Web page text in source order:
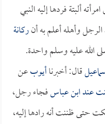
ألبتة فردها إليه النبي
وأهله أعلم به أنركانة
الله عليه وسلم واحدة.
قال: أخبرناأيوبعن
عندابن عباسفجاء رجل،
حتى ظننت أنه رادها إليه،